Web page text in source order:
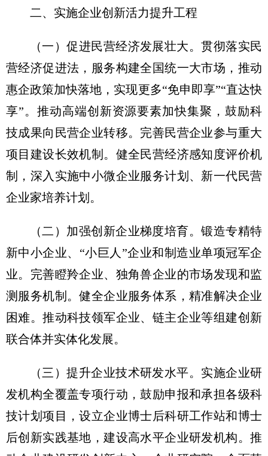
二、实施企业创新活力提升工程
（一）促进民营经济发展壮大。贯彻落实民
营经济促进法，服务构建全国统一大市场，推动
惠企政策加快落地，实现更多“免申即享”“直达快
享”。推动高端创新资源要素加快集聚，鼓励科
技成果向民营企业转移。完善民营企业参与重大
项目建设长效机制。健全民营经济感知度评价机
制，深入实施中小微企业服务计划、新一代民营
企业家培养计划。
（二）加强创新企业梯度培育。锻造专精特
新中小企业、“小巨人”企业和制造业单项冠军企
业。完善瞪羚企业、独角兽企业的市场发现和监
测服务机制。健全企业服务体系，精准解决企业
困难。推动科技领军企业、链主企业等组建创新
联合体并实体化发展。
（三）提升企业技术研发水平。 实施企业研
发机构全覆盖专项行动，鼓励申报和承担各级科
技计划项目，设立企业博士后科研工作站和博士
后创新实践基地，建设高水平企业研发机构。推